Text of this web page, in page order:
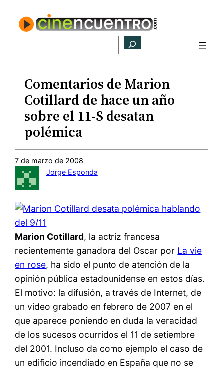
contenido
Comentarios de Marion
Cotillard de hace un año
sobre el 11-S desatan
polémica
7 de marzo de 2008
Jorge Esponda
Marion Cotillard, la actriz francesa
recientemente ganadora del Oscar por La vie
en rose, ha sido el punto de atención de la
opinión pública estadounidense en estos días.
El motivo: la difusión, a través de Internet, de
un video grabado en febrero de 2007 en el
que aparece poniendo en duda la veracidad
de los sucesos ocurridos el 11 de setiembre
del 2001. Incluso da como ejemplo el caso de
un edificio incendiado en España que no se